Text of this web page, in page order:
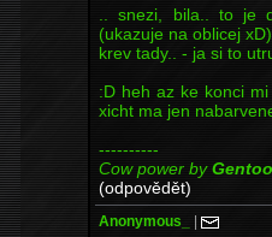
.. snezi, bila.. to je
(ukazuje na oblicej
krev tady.. - ja si to
:D heh az ke konci
xicht ma jen
----------
Cow power byGentoo
(odpovědět)
Anonymous_ |